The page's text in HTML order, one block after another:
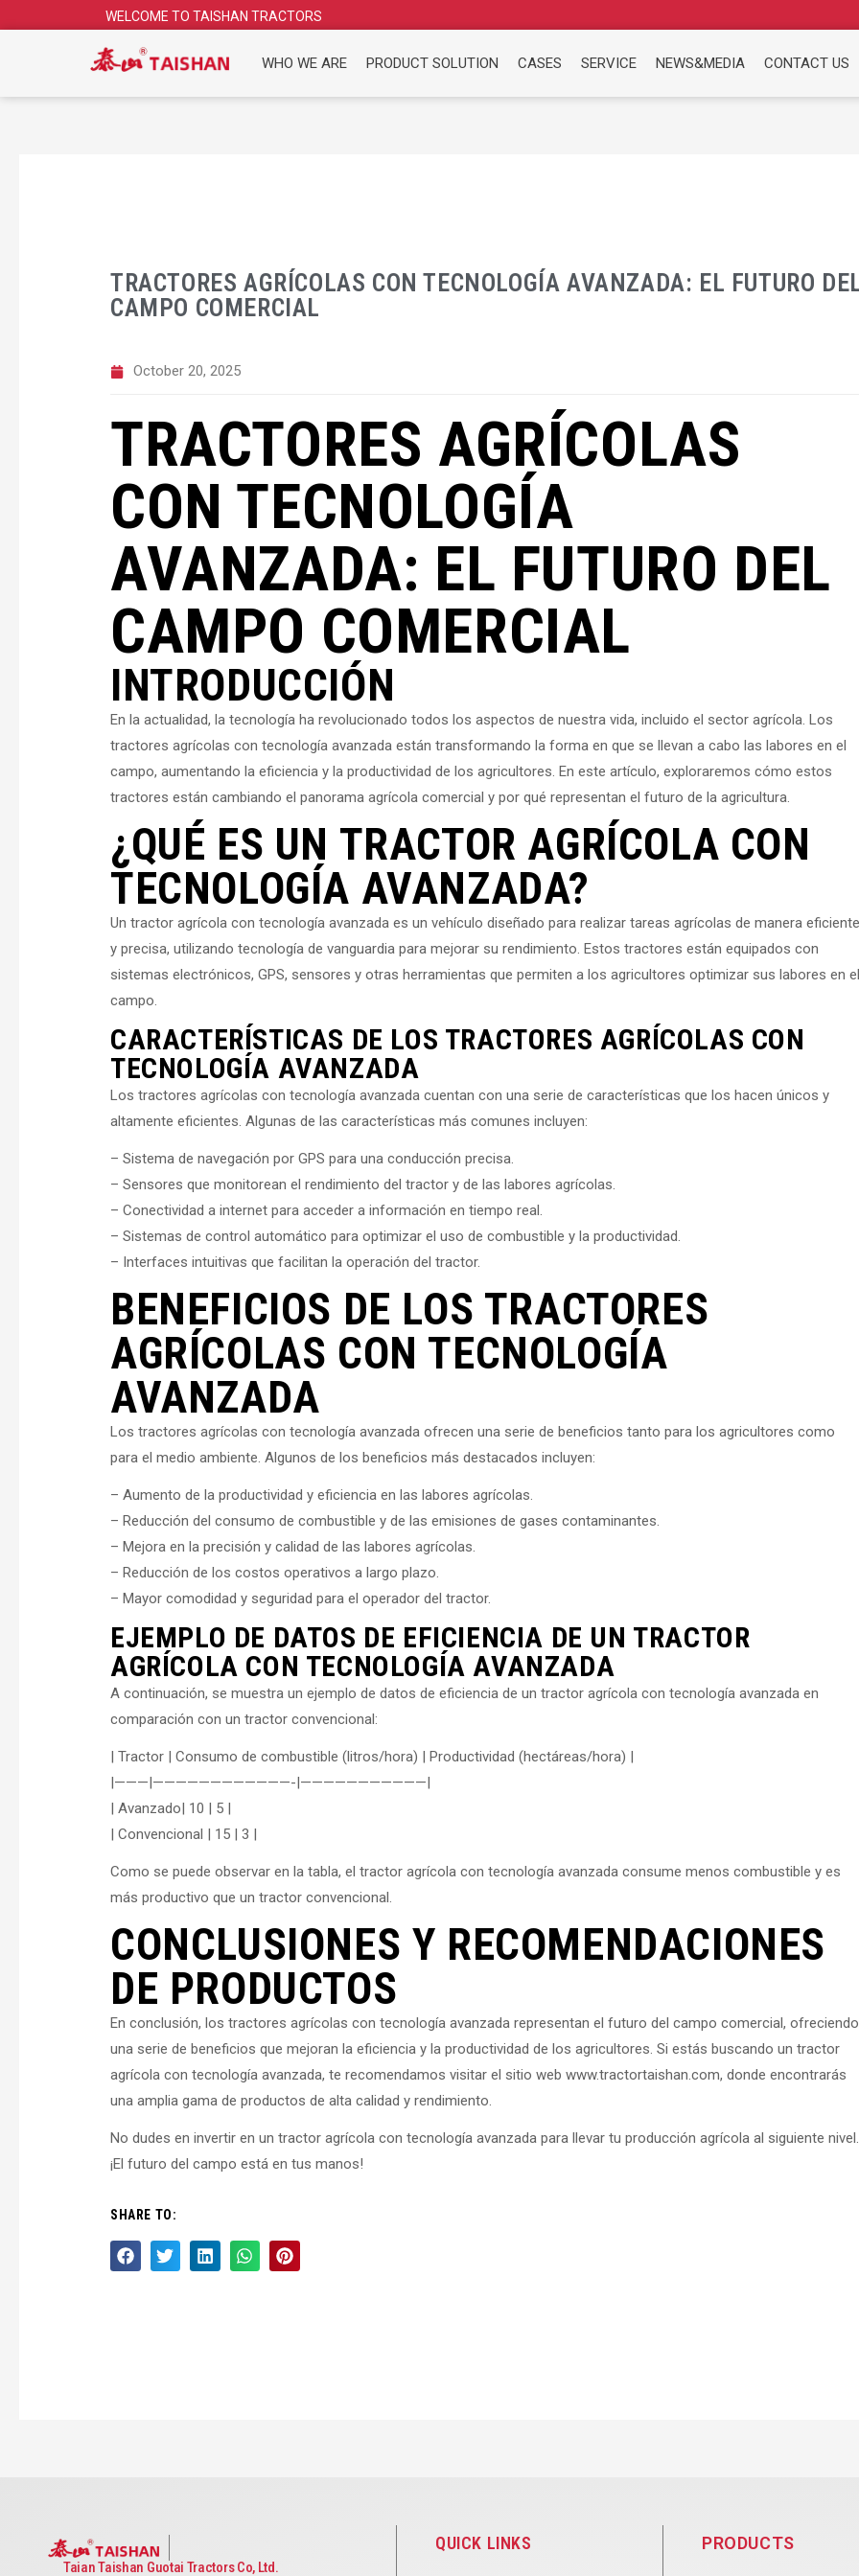
WELCOME TO TAISHAN TRACTORS
WHO WE ARE PRODUCT SOLUTION CASES SERVICE NEWS&MEDIA CONTACT US
TRACTORES AGRÍCOLAS CON TECNOLOGÍA AVANZADA: EL FUTURO
CAMPO COMERCIAL
October 20, 2025
TRACTORES AGRÍCOLAS
CON TECNOLOGÍA
AVANZADA: EL FUTURO DEL
CAMPO COMERCIAL
INTRODUCCIÓN
En la actualidad, la tecnología ha revolucionado todos los aspectos de nuestra vida, incluido el sector agrícola. Los
tractores agrícolas con tecnología avanzada están transformando la forma en que se llevan a cabo las labores en el
campo, aumentando la eficiencia y la productividad de los agricultores. En este artículo, exploraremos cómo estos
tractores están cambiando el panorama agrícola comercial y por qué representan el futuro de la agricultura.
¿QUÉ ES UN TRACTOR AGRÍCOLA CON
TECNOLOGÍA AVANZADA?
Un tractor agrícola con tecnología avanzada es un vehículo diseñado para realizar tareas agrícolas de manera eficiente
y precisa, utilizando tecnología de vanguardia para mejorar su rendimiento. Estos tractores están equipados con
sistemas electrónicos, GPS, sensores y otras herramientas que permiten a los agricultores optimizar sus labores en el
campo.
CARACTERÍSTICAS DE LOS TRACTORES AGRÍCOLAS CON
TECNOLOGÍA AVANZADA
Los tractores agrícolas con tecnología avanzada cuentan con una serie de características que los hacen únicos y
altamente eficientes. Algunas de las características más comunes incluyen:
– Sistema de navegación por GPS para una conducción precisa.
– Sensores que monitorean el rendimiento del tractor y de las labores agrícolas.
– Conectividad a internet para acceder a información en tiempo real.
– Sistemas de control automático para optimizar el uso de combustible y la productividad.
– Interfaces intuitivas que facilitan la operación del tractor.
BENEFICIOS DE LOS TRACTORES
AGRÍCOLAS CON TECNOLOGÍA
AVANZADA
Los tractores agrícolas con tecnología avanzada ofrecen una serie de beneficios tanto para los agricultores como
para el medio ambiente. Algunos de los beneficios más destacados incluyen:
– Aumento de la productividad y eficiencia en las labores agrícolas.
– Reducción del consumo de combustible y de las emisiones de gases contaminantes.
– Mejora en la precisión y calidad de las labores agrícolas.
– Reducción de los costos operativos a largo plazo.
– Mayor comodidad y seguridad para el operador del tractor.
EJEMPLO DE DATOS DE EFICIENCIA DE UN TRACTOR
AGRÍCOLA CON TECNOLOGÍA AVANZADA
A continuación, se muestra un ejemplo de datos de eficiencia de un tractor agrícola con tecnología avanzada en
comparación con un tractor convencional:
| Tractor | Consumo de combustible (litros/hora) | Productividad (hectáreas/hora) |
|———|————————————-|———————————|
| Avanzado| 10 | 5 |
| Convencional | 15 | 3 |
Como se puede observar en la tabla, el tractor agrícola con tecnología avanzada consume menos combustible y es
más productivo que un tractor convencional.
CONCLUSIONES Y RECOMENDACIONES
DE PRODUCTOS
En conclusión, los tractores agrícolas con tecnología avanzada representan el futuro del campo comercial, ofreciendo
una serie de beneficios que mejoran la eficiencia y la productividad de los agricultores. Si estás buscando un tractor
agrícola con tecnología avanzada, te recomendamos visitar el sitio web www.tractortaishan.com, donde encontrarás
una amplia gama de productos de alta calidad y rendimiento.
No dudes en invertir en un tractor agrícola con tecnología avanzada para llevar tu producción agrícola al siguiente nivel.
¡El futuro del campo está en tus manos!
SHARE TO:
Taian Taishan Guotai Tractors Co, Ltd.
QUICK LINKS PRODUCTS